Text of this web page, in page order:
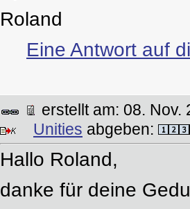
Roland
Eine Antwort auf
erstellt am: 08.
Unities abgeben:
Hallo Roland,
danke für deine